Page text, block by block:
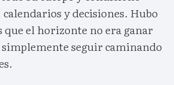
y decisiones. Hubo
que el horizonte no era ganar
seguir caminando